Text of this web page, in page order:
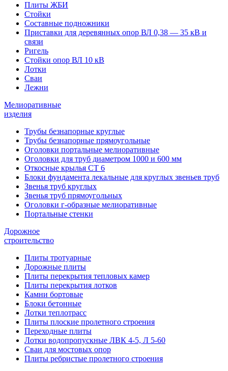
Плиты ЖБИ
Стойки
Составные подножники
Приставки для деревянных опор ВЛ 0,38 — 35 кВ и
связи
Ригель
Стойки опор ВЛ 10 кВ
Лотки
Сваи
Лежни
Мелиоративные
изделия
Трубы безнапорные круглые
Трубы безнапорные прямоугольные
Оголовки портальные мелиоративные
Оголовки для труб диаметром 1000 и 600 мм
Откосные крылья СТ 6
Блоки фундамента лекальные для круглых звеньев труб
Звенья труб круглых
Звенья труб прямоугольных
Оголовки г-образные мелиоративные
Портальные стенки
Дорожное
строительство
Плиты тротуарные
Дорожные плиты
Плиты перекрытия тепловых камер
Плиты перекрытия лотков
Камни бортовые
Блоки бетонные
Лотки теплотрасс
Плиты плоские пролетного строения
Переходные плиты
Лотки водопропускные ЛВК 4-5, Л 5-60
Сваи для мостовых опор
Плиты ребристые пролетного строения